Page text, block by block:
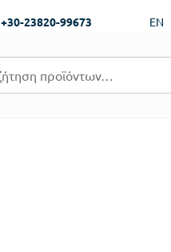
+30-23820-99673 EN